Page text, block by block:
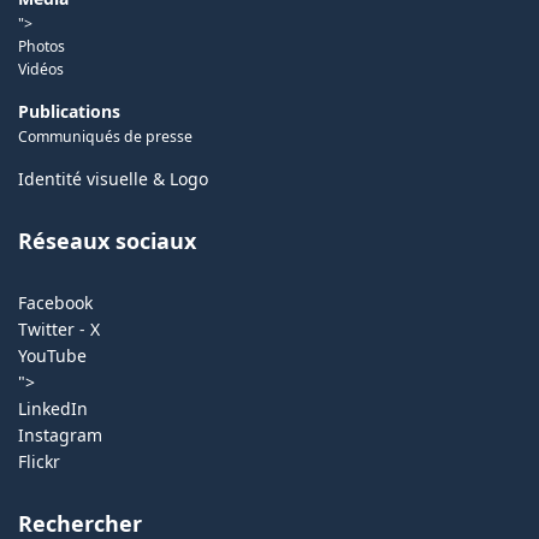
">
Photos
Vidéos
Publications
Communiqués de presse
Identité visuelle & Logo
Réseaux sociaux
Facebook
Twitter - X
YouTube
">
LinkedIn
Instagram
Flickr
Rechercher